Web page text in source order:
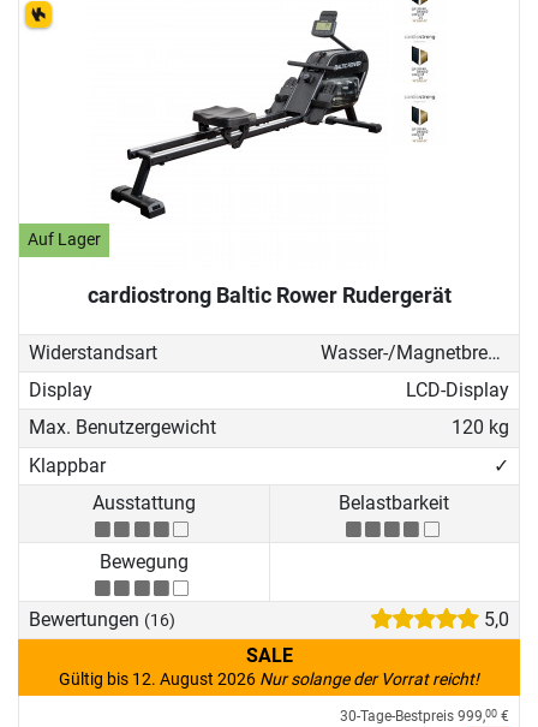
Auf Lager
cardiostrong Baltic Rower Rudergerät
Widerstandsart
Wasser-/Magnetbremse
Display
LCD-Display
Max. Benutzergewicht
120 kg
Klappbar
✓
Ausstattung
Belastbarkeit
Bewegung
Bewertungen (16)
5,0
SALE
Gültig bis 12. August 2026 Nur solange der Vorrat reicht!
30-Tage-Bestpreis 999,00 €